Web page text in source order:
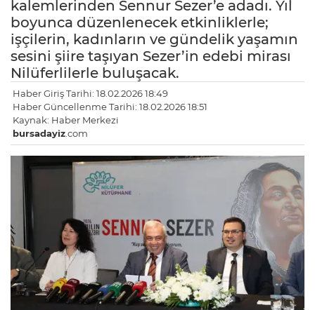
kalemlerinden Sennur Sezer’e adadı. Yıl
boyunca düzenlenecek etkinliklerle;
işçilerin, kadınların ve gündelik yaşamın
sesini şiire taşıyan Sezer’in edebi mirası
Nilüferlilerle buluşacak.
Haber Giriş Tarihi: 18.02.2026 18:49
Haber Güncellenme Tarihi: 18.02.2026 18:51
Kaynak: Haber Merkezi
bursadayiz.com